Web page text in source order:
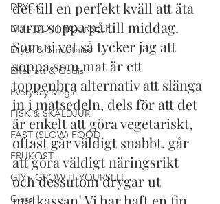
DRYCK
DIY - DO IT YOURSELF
Dryck & Smoothies
Efterrätt & Godis
Everyday Magic
FISK & SKALDJUR
FAST (SLOW) FOOD
FRUKOST
GIY - GROW IT YOURSELF
Glass
det till en perfekt kväll att äta
varm soppa på till middag.
Som ni vet så tycker jag att
soppa som mat är ett
toppenbra alternativ att slänga
in i matsedeln, dels för att det
är enkelt att göra vegetariskt,
oftast går väldigt snabbt, går
att göra väldigt näringsrikt
och dessutom drygar ut
matkassan! Vi har haft en fin